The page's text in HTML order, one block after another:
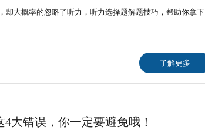
大概率的忽略了听力，听力选择题解题技巧，帮助你拿下
了解更多
大错误，你一定要避免哦！